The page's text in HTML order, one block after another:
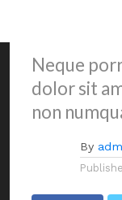
Neque
dolor sit
non
By